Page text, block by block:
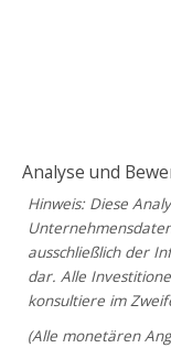
Analyse und
Hinweis: Diese
ausschließlich der
dar. Alle
konsultiere im
(Alle monetären